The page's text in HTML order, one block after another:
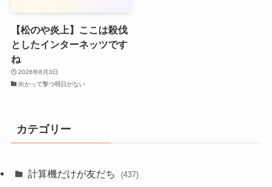
【松のや炎上】ここは殺伐
としたインターネッツです
ね
2026年8月3日
向かって撃つ明日がない
カテゴリー
計算機だけが友だち (437)